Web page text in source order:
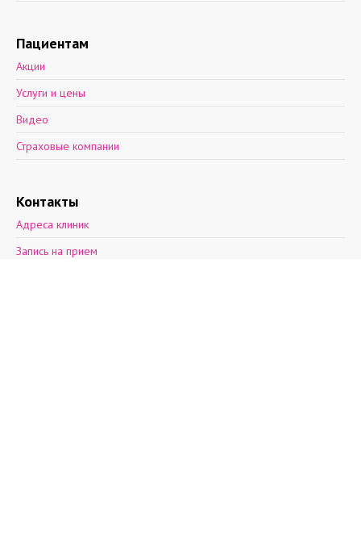
Пациентам
Акции
Услуги и цены
Видео
Страховые компании
Контакты
Адреса клиник
Запись на прием